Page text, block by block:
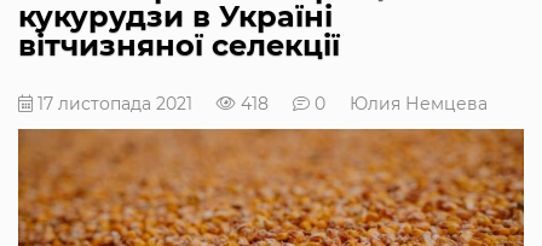
кукурудзи в Україні
вітчизняної селекції
17 листопада 2021 418 0 Юлия Немцева